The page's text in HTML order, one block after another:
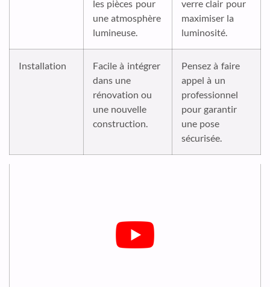
les pièces pour
une atmosphère
lumineuse.
verre clair pour
maximiser la
luminosité.
Installation
Facile à intégrer
dans une
rénovation ou
une nouvelle
construction.
Pensez à faire
appel à un
professionnel
pour garantir
une pose
sécurisée.